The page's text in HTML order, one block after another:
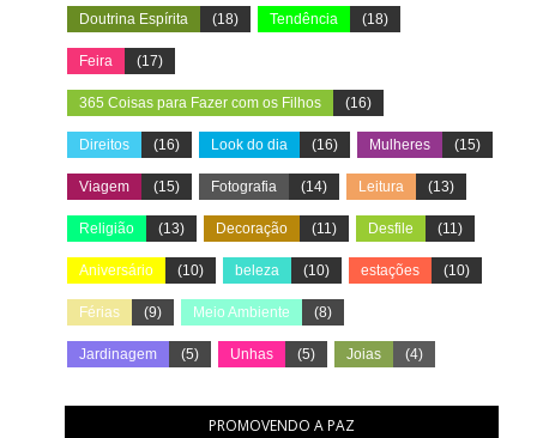
Doutrina Espírita (18) Tendência (18)
Feira (17)
365 Coisas para Fazer com os Filhos (16)
Direitos (16) Look do dia (16) Mulheres (15)
Viagem (15) Fotografia (14) Leitura (13)
Religião (13) Decoração (11) Desfile (11)
Aniversário (10) beleza (10) estações (10)
Férias (9) Meio Ambiente (8)
Jardinagem (5) Unhas (5) Joias (4)
PROMOVENDO A PAZ